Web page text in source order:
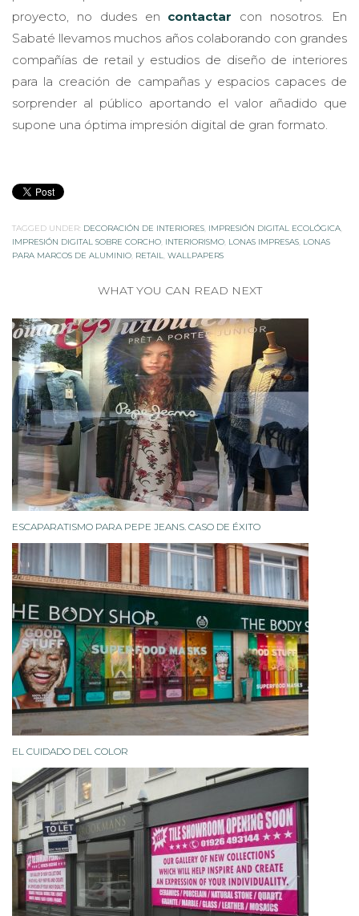
proyecto, no dudes en contactar con nosotros. En
Sabaté llevamos muchos años colaborando con grandes
compañías de retail y estudios de diseño de interiores
para la creación de campañas y espacios capaces de
sorprender al público aportando el valor añadido que
supone una óptima impresión digital de gran formato.
TAGGED UNDER: DECORACIÓN DE INTERIORES IMPRESIÓN DIGITAL ECOLÓGICA
IMPRESIÓN DIGITAL SOBRE CORCHO INTERIORISMO LONAS IMPRESAS LONAS
PARA MARCOS DE ALUMINIO RETAIL WALLPAPERS
WHAT YOU CAN READ NEXT
ESCAPARATISMO PARA PEPE JEANS. CASO DE ÉXITO
EL CUIDADO DEL COLOR